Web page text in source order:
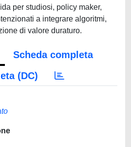
per studiosi, policy maker,
a integrare algoritmi,
di valore duraturo.
Scheda completa
(DC)